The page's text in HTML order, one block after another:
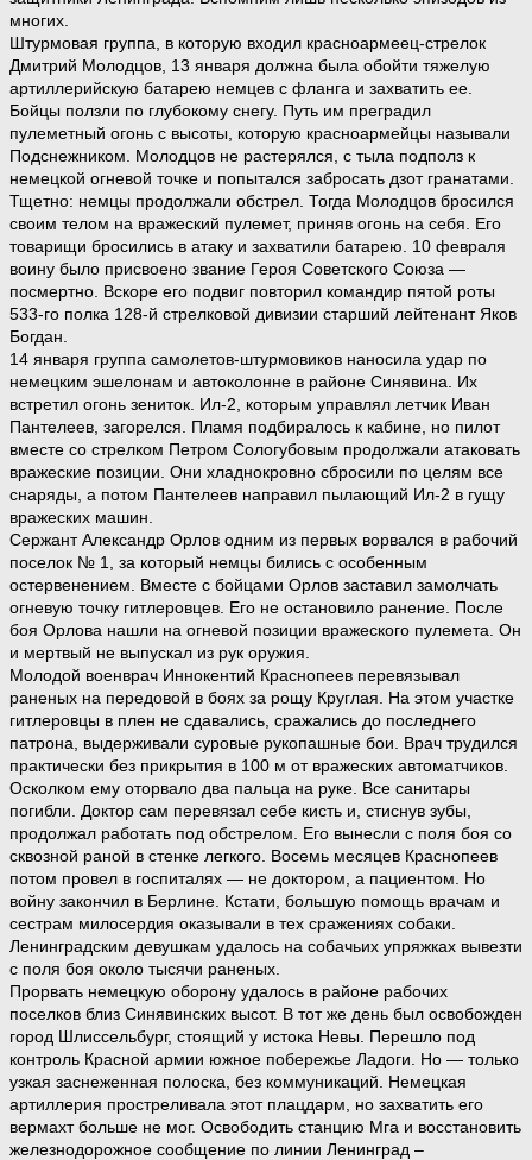
многих.
Штурмовая группа, в которую входил красноармеец-стрелок
Дмитрий Молодцов, 13 января должна была обойти тяжелую
артиллерийскую батарею немцев с фланга и захватить ее.
Бойцы ползли по глубокому снегу. Путь им преградил
пулеметный огонь с высоты, которую красноармейцы называли
Подснежником. Молодцов не растерялся, с тыла подполз к
немецкой огневой точке и попытался забросать дзот гранатами.
Тщетно: немцы продолжали обстрел. Тогда Молодцов бросился
своим телом на вражеский пулемет, приняв огонь на себя. Его
товарищи бросились в атаку и захватили батарею. 10 февраля
воину было присвоено звание Героя Советского Союза —
посмертно. Вскоре его подвиг повторил командир пятой роты
533-го полка 128-й стрелковой дивизии старший лейтенант Яков
Богдан.
14 января группа самолетов-штурмовиков наносила удар по
немецким эшелонам и автоколонне в районе Синявина. Их
встретил огонь зениток. Ил-2, которым управлял летчик Иван
Пантелеев, загорелся. Пламя подбиралось к кабине, но пилот
вместе со стрелком Петром Сологубовым продолжали атаковать
вражеские позиции. Они хладнокровно сбросили по целям все
снаряды, а потом Пантелеев направил пылающий Ил-2 в гущу
вражеских машин.
Сержант Александр Орлов одним из первых ворвался в рабочий
поселок № 1, за который немцы бились с особенным
остервенением. Вместе с бойцами Орлов заставил замолчать
огневую точку гитлеровцев. Его не остановило ранение. После
боя Орлова нашли на огневой позиции вражеского пулемета. Он
и мертвый не выпускал из рук оружия.
Молодой военврач Иннокентий Краснопеев перевязывал
раненых на передовой в боях за рощу Круглая. На этом участке
гитлеровцы в плен не сдавались, сражались до последнего
патрона, выдерживали суровые рукопашные бои. Врач трудился
практически без прикрытия в 100 м от вражеских автоматчиков.
Осколком ему оторвало два пальца на руке. Все санитары
погибли. Доктор сам перевязал себе кисть и, стиснув зубы,
продолжал работать под обстрелом. Его вынесли с поля боя со
сквозной раной в стенке легкого. Восемь месяцев Краснопеев
потом провел в госпиталях — не доктором, а пациентом. Но
войну закончил в Берлине. Кстати, большую помощь врачам и
сестрам милосердия оказывали в тех сражениях собаки.
Ленинградским девушкам удалось на собачьих упряжках вывезти
с поля боя около тысячи раненых.
Прорвать немецкую оборону удалось в районе рабочих
поселков близ Синявинских высот. В тот же день был освобожден
город Шлиссельбург, стоящий у истока Невы. Перешло под
контроль Красной армии южное побережье Ладоги. Но — только
узкая заснеженная полоска, без коммуникаций. Немецкая
артиллерия простреливала этот плацдарм, но захватить его
вермахт больше не мог. Освободить станцию Мга и восстановить
железнодорожное сообщение по линии Ленинград –